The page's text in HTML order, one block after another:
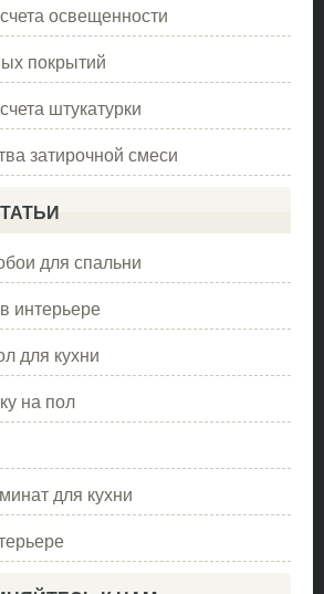
освещенности
покрытий
штукатурки
затирочной смеси
для спальни
интерьере
для кухни
на пол
для кухни